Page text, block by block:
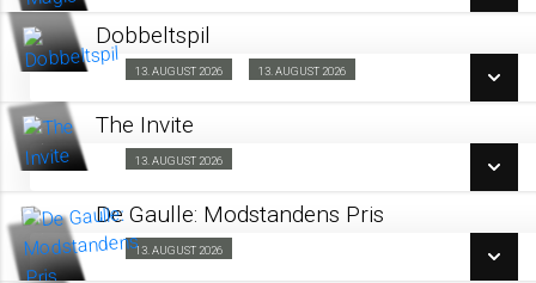
SE ALLE DAGE
Dobbeltspil
13. AUGUST 2026 13. AUGUST 2026
Dobbeltspil
Dk undertekster
Fra 13.08.2026
The Invite
13. AUGUST 2026Kino & Kage 13/08
SE ALLE DAGE
De Gaulle: Modstandens Pris
13. AUGUST 2026